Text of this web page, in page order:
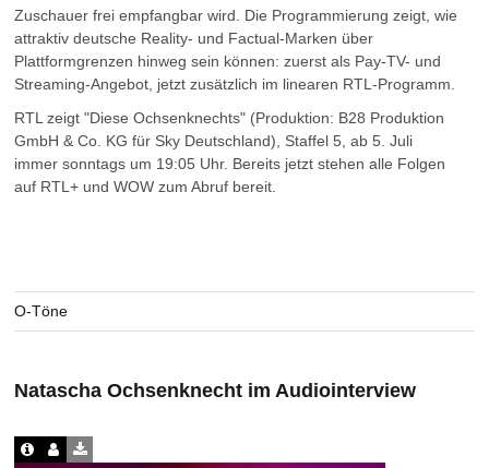
Zuschauer frei empfangbar wird. Die Programmierung zeigt, wie
attraktiv deutsche Reality- und Factual-Marken über
Plattformgrenzen hinweg sein können: zuerst als Pay-TV- und
Streaming-Angebot, jetzt zusätzlich im linearen RTL-Programm.
RTL zeigt "Diese Ochsenknechts" (Produktion: B28 Produktion
GmbH & Co. KG für Sky Deutschland), Staffel 5, ab 5. Juli
immer sonntags um 19:05 Uhr. Bereits jetzt stehen alle Folgen
auf RTL+ und WOW zum Abruf bereit.
O-Töne
Natascha Ochsenknecht im Audiointerview